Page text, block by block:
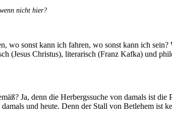
nicht hier?
wo sonst kann ich fahren, wo sonst kann ich
(Jesus Christus), literarisch (Franz Kafka) und
Ja, denn die Herbergssuche von damals ist
und heute. Denn der Stall von Betlehem ist